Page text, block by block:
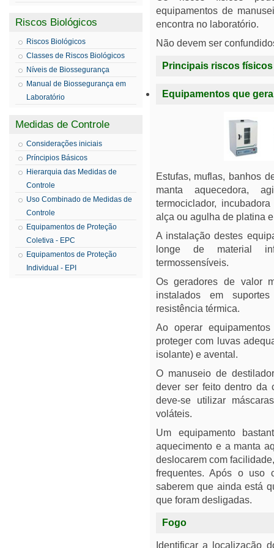
Riscos Biológicos
Riscos Biológicos
Classes de Riscos Biológicos
Níveis de Biossegurança
Manual de Biossegurança em
Laboratório
Medidas de Controle
Considerações iniciais
Príncipios Básicos
Hierarquia das Medidas de
Controle
Uso Combinado de Medidas de
Controle
Equipamentos de Proteção
Coletiva - EPC
Equipamentos de Proteção
Individual - EPI
equipamentos de
encontra no laboratório.
Não devem ser
Principais riscos
Equipamentos que
Estufas, muflas, banhos
manta aquecedora,
termociclador,
alça ou agulha de platina
A instalação destes
longe de material
termossensíveis.
Os geradores de valor
instalados em
resistência térmica.
Ao operar
proteger com luvas
isolante) e avental.
O manuseio de
dever ser feito dentro da
deve-se utilizar
voláteis.
Um equipamento
aquecimento e a manta
deslocarem com
frequentes. Após o uso
saberem que ainda está
que foram desligadas.
Fogo
Identificar a localização